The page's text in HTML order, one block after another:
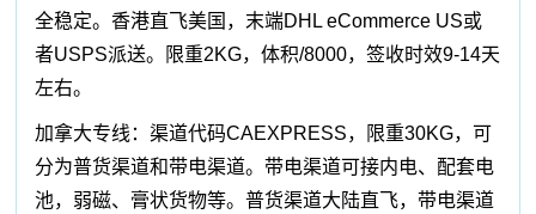
全稳定。香港直飞美国，末端DHL eCommerce US或
者USPS派送。限重2KG，体积/8000，签收时效9-14天
左右。
加拿大专线：渠道代码CAEXPRESS，限重30KG，可
分为普货渠道和带电渠道。带电渠道可接内电、配套电
池，弱磁、膏状货物等。普货渠道大陆直飞，带电渠道